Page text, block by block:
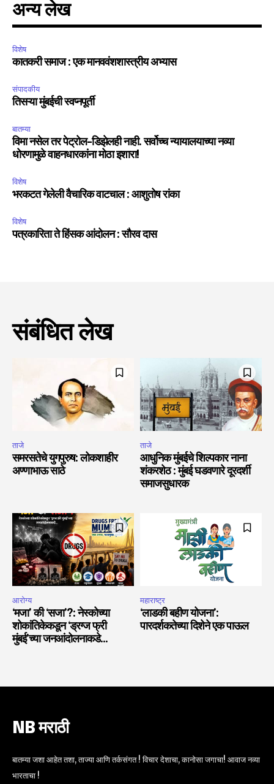
अन्य लेख
विशेष
कातकरी समाज : एक मानववंशशास्त्रीय अभ्यास
संपादकीय
तिसऱ्या मुंबईची स्वप्नपूर्ती
बातम्या
विमा नसेल तर पेट्रोल-डिझेलही नाही. सर्वोच्च न्यायालयाच्या नव्या
धोरणामुळे वाहनधारकांना मोठा इशारा!
विशेष
भरकटत गेलेली वैचारिक वाटचाल : आशुतोष रांका
विशेष
पत्रकारिता ते हिंसक आंदोलन : सौरव दास
संबंधित लेख
ताजे
समरसतेचे युगपुरुष: लोकशाहीर
अण्णाभाऊ साठे
ताजे
आधुनिक मुंबईचे शिल्पकार नाना
शंकरशेठ : मुंबई घडवणारे दूरदर्शी
समाजसुधारक
आरोग्य
‘मजा’ की ‘सजा’?: नेस्कोच्या
शोकांतिकेकडून ‘ड्रग्ज फ्री
मुंबई’च्या जनआंदोलनाकडे…
महाराष्ट्र
‘लाडकी बहीण योजना’:
पारदर्शकतेच्या दिशेने एक पाऊल
NB मराठी
बातम्या जशा आहेत तशा, ताज्या आणि तर्कसंगत ! विचार देशाचा, कानोसा जगाचा! आवाज नव्या
भारताचा !